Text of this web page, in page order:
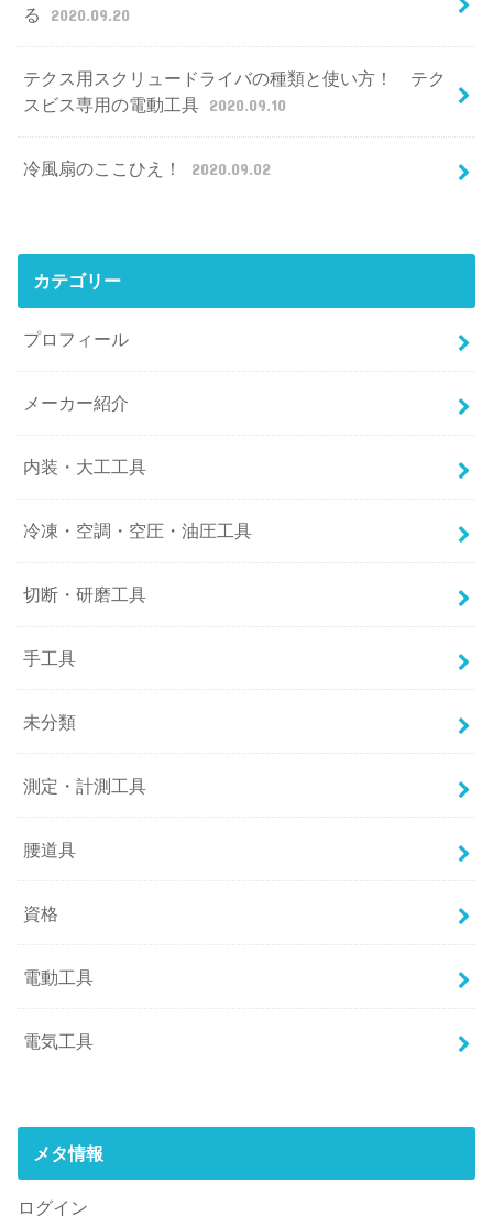
る
2020.09.20
テクス用スクリュードライバの種類と使い方！ テク
スビス専用の電動工具 2020.09.10
冷風扇のここひえ！ 2020.09.02
カテゴリー
プロフィール
メーカー紹介
内装・大工工具
冷凍・空調・空圧・油圧工具
切断・研磨工具
手工具
未分類
測定・計測工具
腰道具
資格
電動工具
電気工具
メタ情報
ログイン